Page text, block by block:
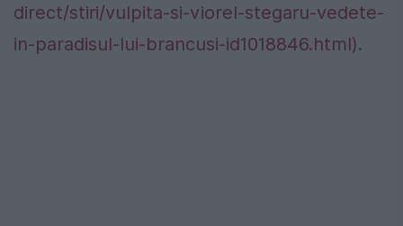
direct/stiri/vulpita-si-viorel-stegaru-vedete-
in-paradisul-lui-brancusi-id1018846.html).